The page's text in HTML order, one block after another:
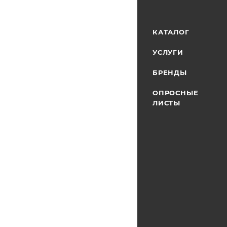
КАТАЛОГ
УСЛУГИ
БРЕНДЫ
ОПРОСНЫЕ
ЛИСТЫ